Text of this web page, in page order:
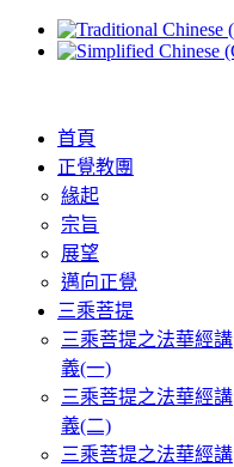
首頁
正覺教團
緣起
宗旨
展望
邁向正覺
三乘菩提
三乘菩提之法華經講
義(一)
三乘菩提之法華經講
義(二)
三乘菩提之法華經講